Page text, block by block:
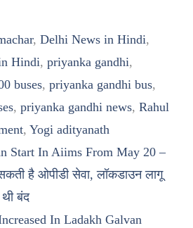
, Delhi News in Hindi,
Hindi, priyanka gandhi,
buses, priyanka gandhi bus,
, priyanka gandhi news, Rahul
, Yogi adityanath
Start In Aiims From May 20 –
है ओपीडी सेवा, लॉकडाउन लागू
बंद
In Ladakh Galvan